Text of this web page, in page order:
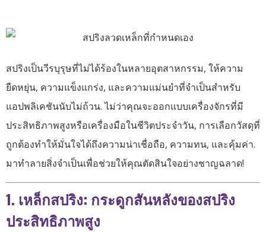
สปริงเป็นวีรบุรุษที่ไม่ได้ร้องในหลายอุตสาหกรรม, ให้ความ
ยืดหยุ่น, ความแข็งแกร่ง, และความแม่นยำที่จำเป็นสำหรับ
แอปพลิเคชันนับไม่ถ้วน. ไม่ว่าคุณจะออกแบบเครื่องจักรที่มี
ประสิทธิภาพสูงหรือเครื่องมือในชีวิตประจำวัน, การเลือกวัสดุที่
ถูกต้องทำให้มั่นใจได้ถึงความน่าเชื่อถือ, ความทน, และคุ้มค่า.
มาทำลายสิ่งจำเป็นเพื่อช่วยให้คุณตัดสินใจอย่างชาญฉลาด!
1. เหล็กสปริง: กระดูกสันหลังของสปริง
ประสิทธิภาพสูง